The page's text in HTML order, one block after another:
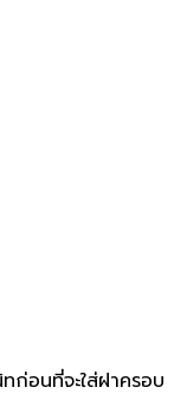
ก่อนที่จะใส่ฝาครอบ